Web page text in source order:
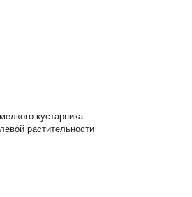
кустарника.
растительности